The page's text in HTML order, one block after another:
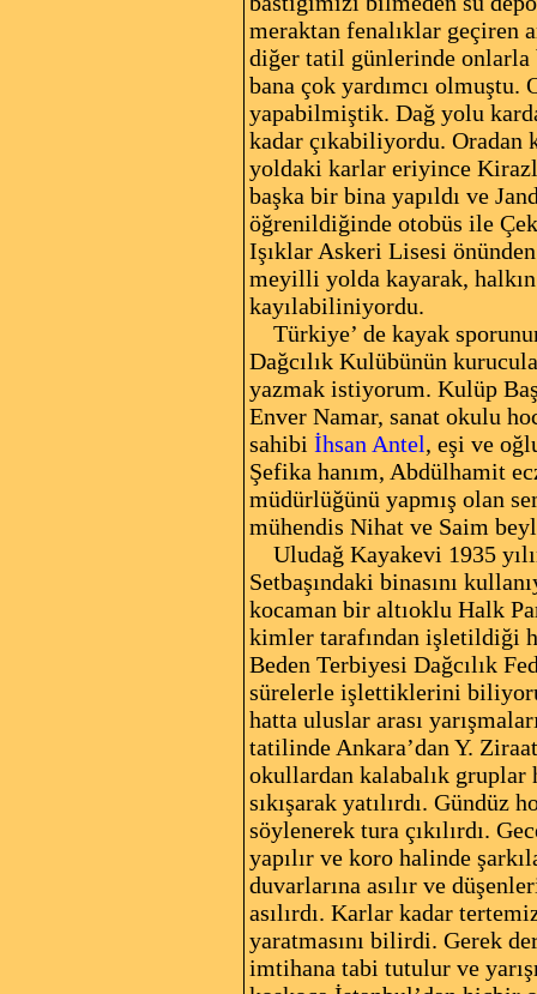
meraktan fenalıklar geçiren
diğer tatil günlerinde onlarla
bana çok yardımcı olmuştu.
yapabilmiştik. Dağ yolu
kadar çıkabiliyordu. Oradan
yoldaki karlar eriyince
başka bir bina yapıldı ve
öğrenildiğinde otobüs ile
Işıklar Askeri Lisesi
meyilli yolda kayarak, halkın
kayılabiliniyordu.
Türkiye’ de kayak
Dağcılık Kulübünün
yazmak istiyorum. Kulüp
Enver Namar, sanat okulu
sahibi İhsan Antel, eşi ve
Şefika hanım, Abdülhamit
müdürlüğünü yapmış olan
mühendis Nihat ve Saim
Uludağ Kayakevi 1935
Setbaşındaki binasını
kocaman bir altıoklu Halk
kimler tarafından işletildiği
Beden Terbiyesi Dağcılık
sürelerle işlettiklerini
hatta uluslar arası
tatilinde Ankara’dan Y.
okullardan kalabalık gruplar
sıkışarak yatılırdı.
söylenerek tura çıkılırdı.
yapılır ve koro halinde
duvarlarına asılır ve
asılırdı. Karlar kadar
yaratmasını bilirdi. Gerek
imtihana tabi tutulur ve